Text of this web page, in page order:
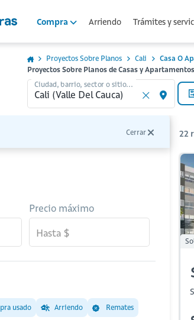
Compra Arriendo Trámites y
Proyectos Sobre Planos Cali
Casa O
Proyectos Sobre Planos de Casas y
Ciudad, barrio, sector o sitio...
Cerrar
Precio máximo
usado Arriendo Remates
22